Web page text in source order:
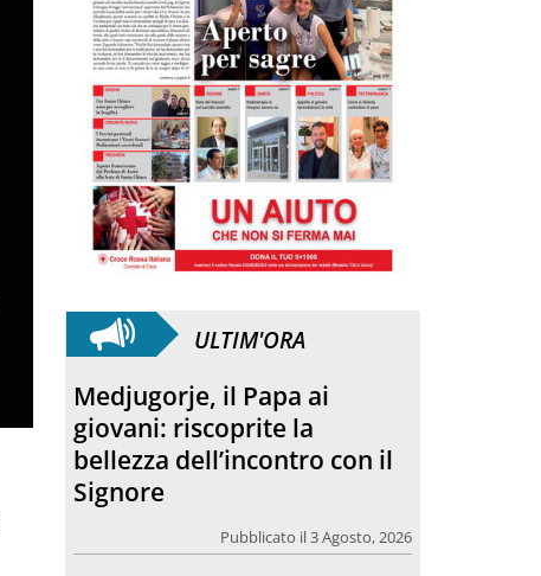
ULTIM'ORA
Medjugorje, il Papa ai
giovani: riscoprite la
bellezza dell’incontro con il
Signore
Pubblicato il 3 Agosto, 2026